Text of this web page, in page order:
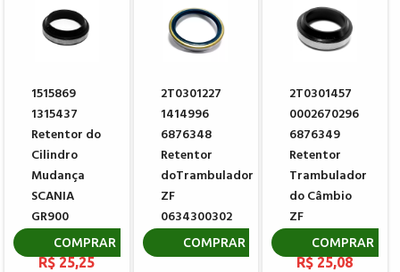
1515869
1315437
Retentor do
Cilindro
Mudança
SCANIA
GR900
GRS900
R$ 25,25
COMPRAR
2T0301227
1414996
6876348
Retentor
doTrambulador
ZF
0634300302
R$ 12,86
COMPRAR
2T0301457
0002670296
6876349
Retentor
Trambulador
do Câmbio
ZF
0634307367
R$ 25,08
COMPRAR